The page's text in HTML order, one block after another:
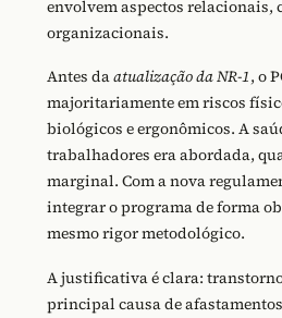
envolvem aspectos relacionais,
organizacionais.
Antes daatualização da NR-1, o
majoritariamente em riscos
biológicos e ergonômicos. A
trabalhadores era abordada,
marginal. Com a nova
integrar o programa de forma
mesmo rigor metodológico.
A justificativa é clara:
principal causa de